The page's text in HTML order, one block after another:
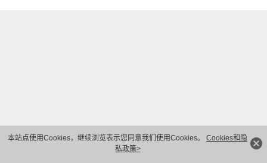
本站点使用Cookies，继续浏览表示您同意我们使用Cookies。 Cookies和隐
私政策>